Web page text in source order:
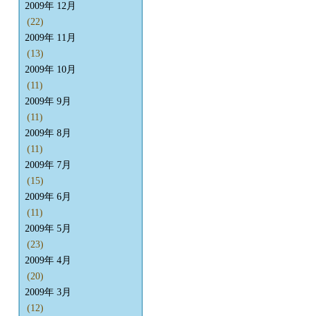
2009年 12月
(22)
2009年 11月
(13)
2009年 10月
(11)
2009年 9月
(11)
2009年 8月
(11)
2009年 7月
(15)
2009年 6月
(11)
2009年 5月
(23)
2009年 4月
(20)
2009年 3月
(12)